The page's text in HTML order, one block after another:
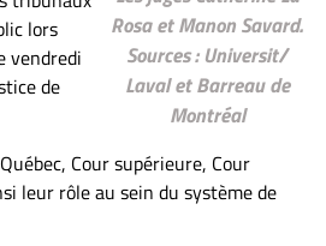
Rosa et Manon Savard.
Sources : Universit/
Laval et Barreau de
Montréal
lors
vendredi
de
Cour supérieure, Cour
leur rôle au sein du système de